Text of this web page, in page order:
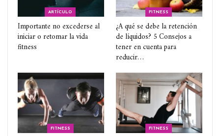
ARTÍCULO
Importante no excederse al
iniciar o retomar la vida
fitness
FITNESS
¿A qué se debe la retención
de líquidos? 5 Consejos a
tener en cuenta para
reducir…
FITNESS FITNESS